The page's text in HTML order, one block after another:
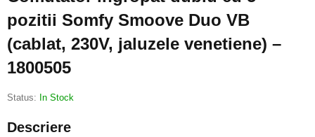
pozitii Somfy Smoove Duo VB
(cablat, 230V, jaluzele venetiene) –
1800505
Status: In Stock
Descriere